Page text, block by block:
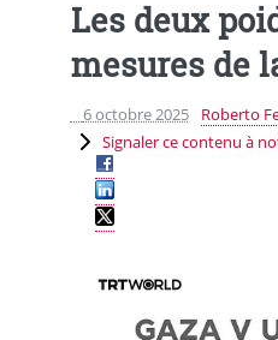
Les deux
mesures de
6 octobre 2025
Roberto
Signaler ce contenu à